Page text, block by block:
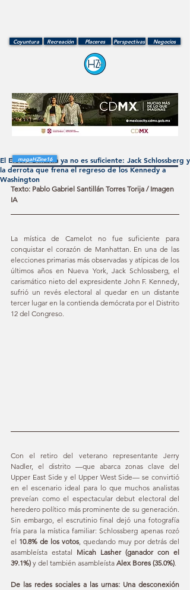
Coyuntura Recreación Placeres Negocios
Perspectivas
El Efecto Dinastía ya no es suficiente: Jack Schlossberg y
la derrota que frena el regreso de los Kennedy a
Washington
Texto: Pablo Gabriel Santillán Torres Torija / Imagen
IA
La mística de Camelot no fue suficiente para
conquistar el corazón de Manhattan. En una de las
elecciones primarias más observadas y atípicas de los
últimos años en Nueva York, Jack Schlossberg, el
carismático nieto del expresidente John F. Kennedy,
sufrió un revés electoral al quedar en un distante
tercer lugar en la contienda demócrata por el Distrito
12 del Congreso.
Con el retiro del veterano representante Jerry
Nadler, el distrito —que abarca zonas clave del
Upper East Side y el Upper West Side— se convirtió
en el escenario ideal para lo que muchos analistas
preveían como el espectacular debut electoral del
heredero político más prominente de su generación.
Sin embargo, el escrutinio final dejó una fotografía
fría para la mística familiar: Schlossberg apenas rozó
el 10.8% de los votos, quedando muy por detrás del
asambleísta estatal Micah Lasher (ganador con el
39.1%) y del también asambleísta Alex Bores (35.0%).
De las redes sociales a las urnas: Una desconexión
magaHZine16